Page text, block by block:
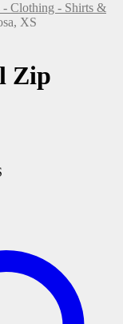
- Clothing - Shirts &
XS
Zip